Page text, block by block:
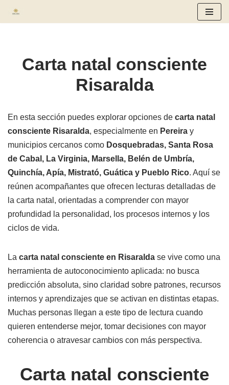
Carta natal consciente
Risaralda
En esta sección puedes explorar opciones de carta natal
consciente Risaralda, especialmente en Pereira y
municipios cercanos como Dosquebradas, Santa Rosa
de Cabal, La Virginia, Marsella, Belén de Umbría,
Quinchía, Apía, Mistrató, Guática y Pueblo Rico. Aquí se
reúnen acompañantes que ofrecen lecturas detalladas de
la carta natal, orientadas a comprender con mayor
profundidad la personalidad, los procesos internos y los
ciclos de vida.
La carta natal consciente en Risaralda se vive como una
herramienta de autoconocimiento aplicada: no busca
predicción absoluta, sino claridad sobre patrones, recursos
internos y aprendizajes que se activan en distintas etapas.
Muchas personas llegan a este tipo de lectura cuando
quieren entenderse mejor, tomar decisiones con mayor
coherencia o atravesar cambios con más perspectiva.
Carta natal consciente